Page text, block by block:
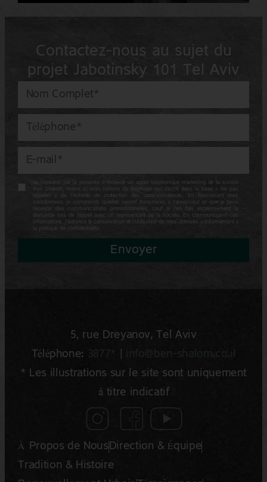
Contactez-nous au sujet du
projet Jabotinsky 101 Tel Aviv
Je consens par la présente à recevoir un appel téléphonique marketing de la société
Ben Shalom, même si mon numéro de téléphone est inscrit dans la base « Ne pas
appeler » de l’Autorité de protection des consommateurs. En fournissant mes
coordonnées, je comprends qu’elles seront transmises à l’annonceur et que je peux
recevoir des communications promotionnelles, sauf si j’en fais expressément la
demande lors de l’appel avec un représentant de la société. En communiquant ces
informations, j’autorise la conservation et l’utilisation de mes données conformément à
la politique de confidentialité.
Envoyer
5, rue Dreyano‍v, Tel Aviv
Téléphone:
* Les illustrations sur le site sont uniquement
à titre indicatif
À Propos de NousDirection & Équipe
Tradition & Histoire